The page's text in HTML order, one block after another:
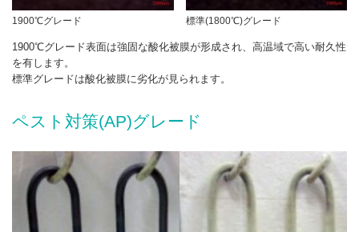
1900℃グレード 標準(1800℃)グレード
1900℃グレード表面は強固な酸化被膜が形成され、高温域で高い耐久性
を有します。
標準グレードは酸化被膜に劣化が見られます。
ペスト対策(AP)グレード